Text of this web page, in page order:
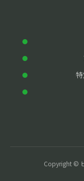
Copyright ©